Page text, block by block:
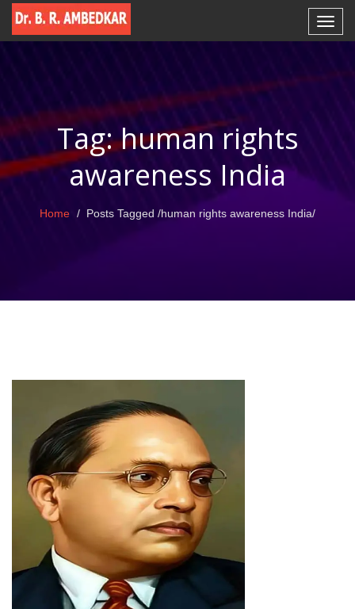
Tag: human rights
awareness India
Home Posts Tagged /human rights awareness India/